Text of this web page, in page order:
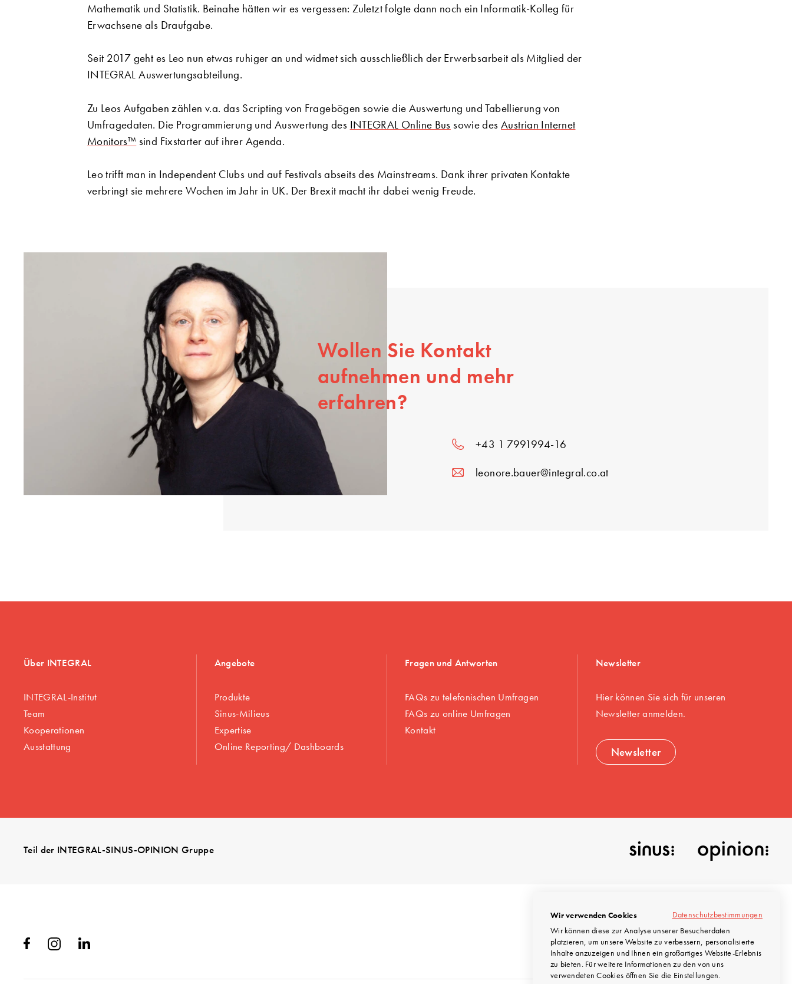
Mathematik und Statistik. Beinahe hätten wir es vergessen: Zuletzt folgte dann noch ein Informatik-Kolleg für
Erwachsene als Draufgabe.
Seit 2017 geht es Leo nun etwas ruhiger an und widmet sich ausschließlich der Erwerbsarbeit als Mitglied der
INTEGRAL Auswertungsabteilung.
Zu Leos Aufgaben zählen v.a. das Scripting von Fragebögen sowie die Auswertung und Tabellierung von
Umfragedaten. Die Programmierung und Auswertung des INTEGRAL Online Bus sowie desAustrian Internet
Monitors™ sind Fixstarter auf ihrer Agenda.
Leo trifft man in Independent Clubs und auf Festivals abseits des Mainstreams. Dank ihrer privaten Kontakte
verbringt sie mehrere Wochen im Jahr in UK. Der Brexit macht ihr dabei wenig Freude.
Wollen Sie Kontakt
aufnehmen und mehr
erfahren?
+43 1 7991994-16
leonore.bauer@integral.co.at
Über INTEGRAL
INTEGRAL-Institut
Team
Kooperationen
Ausstattung
Angebote
Produkte
Sinus-Milieus
Expertise
Online Reporting/ Dashboards
Fragen und Antworten
FAQs zu telefonischen Umfragen
FAQs zu online Umfragen
Kontakt
Newsletter
Hier können Sie sich für unseren
Newsletter anmelden.
Newsletter
Teil der INTEGRAL-SINUS-OPINION Gruppe
© INTEGRAL Marktforschung 2026
Datenschutzbestimmungen
Wir verwenden Cookies
Wir können diese zur Analyse unserer Besucherdaten
platzieren, um unsere Website zu verbessern, personalisierte
Inhalte anzuzeigen und Ihnen ein großartiges Website-Erlebnis
zu bieten. Für weitere Informationen zu den von uns
verwendeten Cookies öffnen Sie die Einstellungen.